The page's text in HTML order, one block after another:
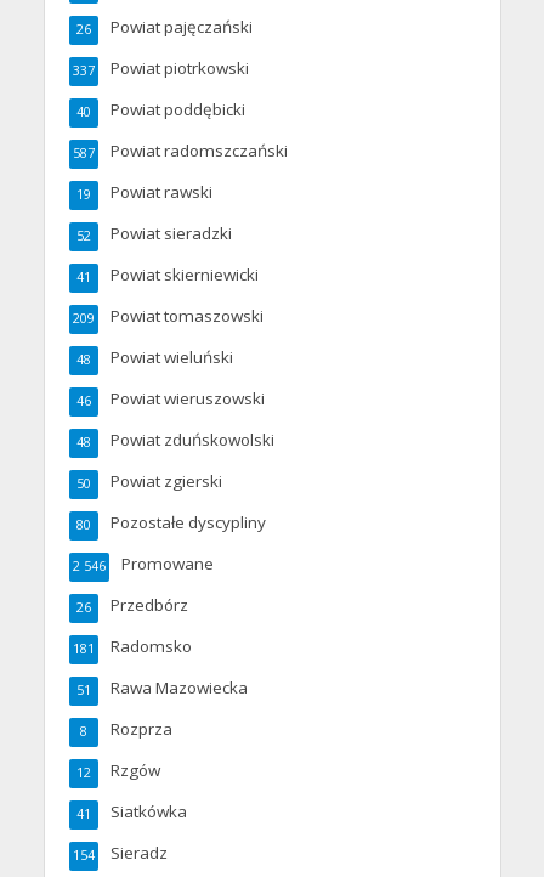
Powiat pajęczański
26
Powiat piotrkowski
337
Powiat poddębicki
40
Powiat radomszczański
587
Powiat rawski
19
Powiat sieradzki
52
Powiat skierniewicki
41
Powiat tomaszowski
209
Powiat wieluński
48
Powiat wieruszowski
46
Powiat zduńskowolski
48
Powiat zgierski
50
Pozostałe dyscypliny
80
Promowane
2 546
Przedbórz
26
Radomsko
181
Rawa Mazowiecka
51
Rozprza
8
Rzgów
12
Siatkówka
41
Sieradz
154